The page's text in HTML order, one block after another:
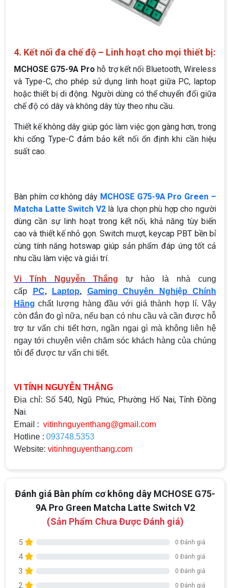
4. Kết nối đa chế độ – Linh hoạt cho mọi thiết bị:
MCHOSE G75-9A Pro hỗ trợ kết nối Bluetooth, Wireless
và Type-C, cho phép sử dụng linh hoạt giữa PC, laptop
hoặc thiết bị di động. Người dùng có thể chuyển đổi giữa
chế độ có dây và không dây tùy theo nhu cầu.
Thiết kế không dây giúp góc làm việc gọn gàng hơn, trong
khi cổng Type-C đảm bảo kết nối ổn định khi cần hiệu
suất cao.
Bàn phím cơ không dây MCHOSE G75-9A Pro Green –
Matcha Latte Switch V2là lựa chọn phù hợp cho người
dùng cần sự linh hoạt trong kết nối, khả năng tùy biến
cao và thiết kế nhỏ gọn. Switch mượt, keycap PBT bền bỉ
cùng tính năng hotswap giúp sản phẩm đáp ứng tốt cả
nhu cầu làm việc và giải trí.
Vi Tính Nguyễn Thắng tự hào là nhà cung
cấp
PC, Laptop, Gaming Chuyên Nghiệp Chính
Hãng chất lượng hàng đầu với giá thành hợp lí. Vậy
còn đắn đo gì nữa, nếu bạn có nhu cầu và cần được hỗ
trợ tư vấn chi tiết hơn, ngần ngại gì mà không liên hệ
ngay tới chuyên viên chăm sóc khách hàng của chúng
tôi để được tư vấn chi tiết.
VI TÍNH NGUYỄN THẮNG
Địa chỉ:Số 540, Ngũ Phúc, Phường Hố Nai, Tỉnh Đồng
Nai.
Email : vitinhnguyenthang@gmail.com
Hotline : 093748.5353
Website: vitinhnguyenthang.com
Đánh giá Bàn phím cơ không dây MCHOSE G75-
9A Pro Green Matcha Latte Switch V2
(Sản Phẩm Chưa Được Đánh giá)
5 0 Đánh giá
4 0 Đánh giá
3 0 Đánh giá
2 0 Đánh giá